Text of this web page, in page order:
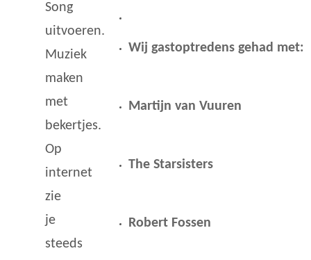
Song
uitvoeren.
Muziek
maken
met
bekertjes.
Op
internet
zie
je
steeds
Wij gastoptredens gehad met:
Martijn van Vuuren
The Starsisters
Robert Fossen